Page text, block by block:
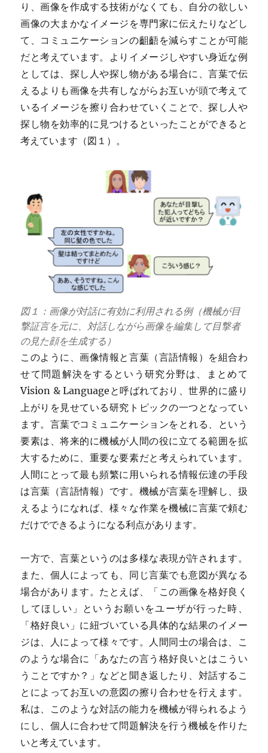
り、画像を作成する技術がなくても、自分の欲しい
画像の大まかなイメージを専門家に伝えたりなどし
て、コミュニケーションの齟齬を減らすことが可能
だと考えています。よりイメージしやすい身近な例
としては、探し人や探し物がある場合に、言葉で伝
えるよりも画像を共有しながらお互いが頭で考えて
いるイメージを擦り合わせていくことで、探し人や
探し物を効率的に見つけるといったことができると
考えています（図１）。
図１：画像が対話に有効に利用される例（機械が目
撃証言を元に、対話しながら画像を編集して目撃者
の見た顔を生成する）
このように、画像情報と言葉（言語情報）を組合わ
せて問題解決をするという研究分野は、まとめて
Vision & Languageと呼ばれており、世界的に盛り
上がりを見せている研究トピックの一つとなってい
ます。言葉でコミュニケーションをとれる、という
要素は、将来的に機械が人間の役に立てる範囲を拡
大するために、重要な要素だと考えられています。
人間にとって最も頻繁に用いられる情報伝達の手段
は言葉（言語情報）です。機械が言葉を理解し、扱
えるようになれば、様々な作業を機械に言葉で頼む
だけでできるようになる利点があります。
一方で、言葉というのは多様な表現が許されます。
また、個人によっても、同じ言葉でも意図が異なる
場合があります。たとえば、「この画像を格好良く
してほしい」というお願いをユーザが行った時、
「格好良い」に紐づいている具体的な結果のイメー
ジは、人によって様々です。人間同士の場合は、こ
のような場合に「あなたの言う格好良いとはこうい
うことですか？」などと聞き返したり、対話するこ
とによってお互いの意図の擦り合わせを行えます。
私は、このような対話の能力を機械が得られるよう
にし、個人に合わせて問題解決を行う機械を作りた
いと考えています。